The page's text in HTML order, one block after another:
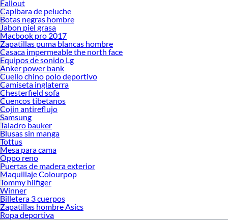
Fallout
Capibara de peluche
Botas negras hombre
Jabon piel grasa
Macbook pro 2017
Zapatillas puma blancas hombre
Casaca impermeable the north face
Equipos de sonido Lg
Anker power bank
Cuello chino polo deportivo
Camiseta inglaterra
Chesterfield sofa
Cuencos tibetanos
Cojin antireflujo
Samsung
Taladro bauker
Blusas sin manga
Tottus
Mesa para cama
Oppo reno
Puertas de madera exterior
Maquillaje Colourpop
Tommy hilfiger
Winner
Billetera 3 cuerpos
Zapatillas hombre Asics
Ropa deportiva